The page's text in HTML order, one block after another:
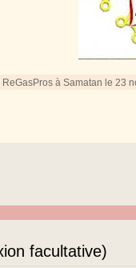
ReGasPros à Samatan le 23
facultative)